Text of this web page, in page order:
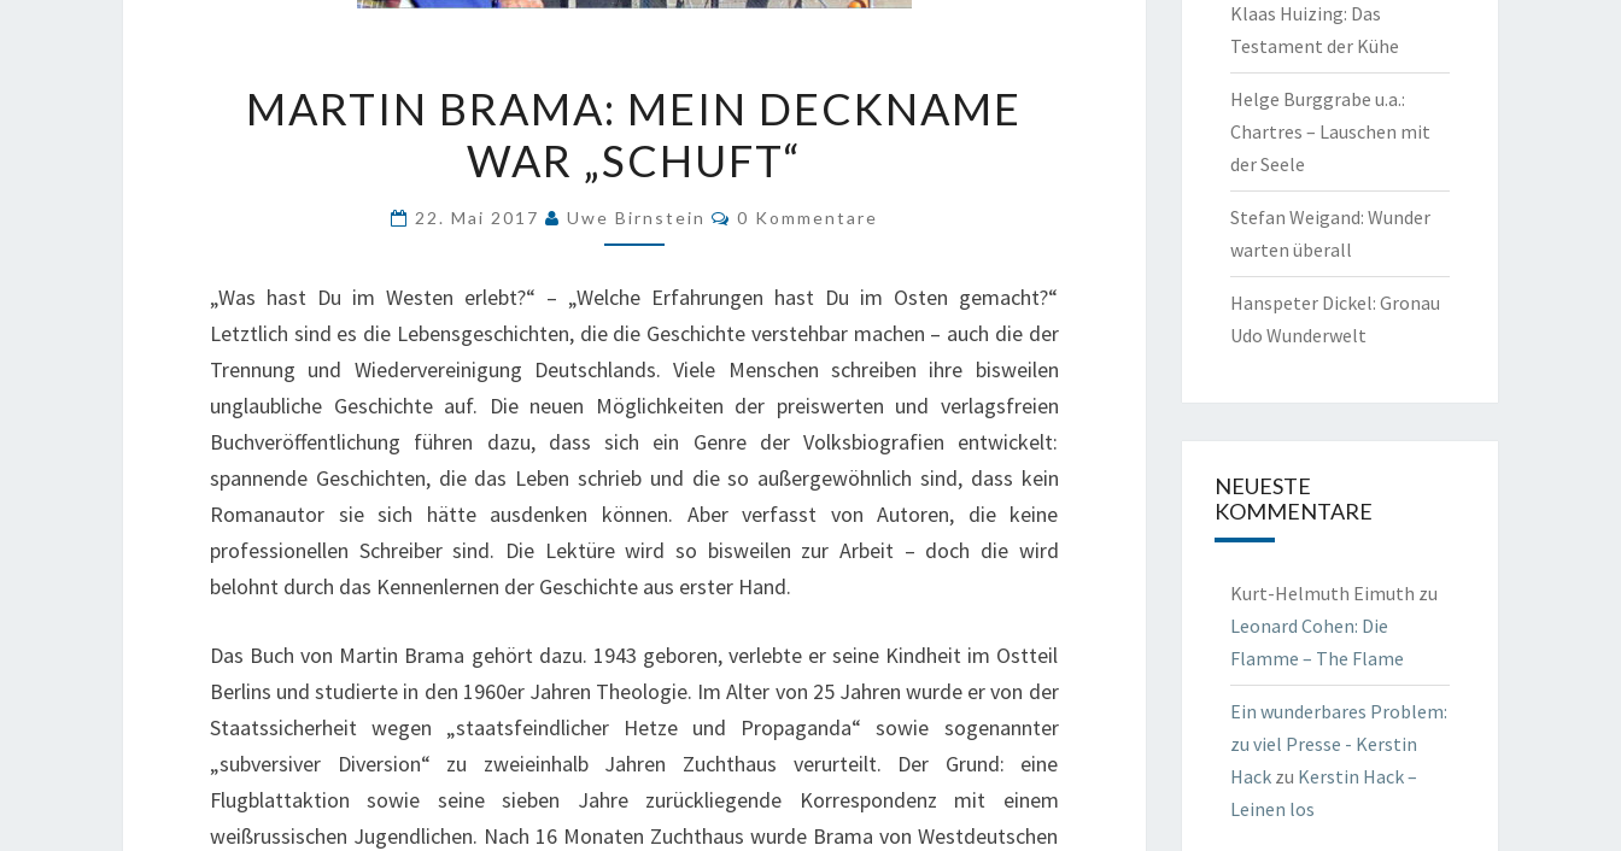
BRAMA:
MEIN
DECKNAME
WAR
MARTIN BRAMA: MEIN DECKNAME
WAR „SCHUFT“
22. Mai 2017 Uwe Birnstein Kommentare
0 Kommentare
„Was hast Du im Westen erlebt?“ – „Welche Erfahrungen hast Du im Osten gemacht?“
Letztlich sind es die Lebensgeschichten, die die Geschichte verstehbar machen – auch die der
Trennung und Wiedervereinigung Deutschlands. Viele Menschen schreiben ihre bisweilen
unglaubliche Geschichte auf. Die neuen Möglichkeiten der preiswerten und verlagsfreien
Buchveröffentlichung führen dazu, dass sich ein Genre der Volksbiografien entwickelt:
spannende Geschichten, die das Leben schrieb und die so außergewöhnlich sind, dass kein
Romanautor sie sich hätte ausdenken können. Aber verfasst von Autoren, die keine
professionellen Schreiber sind. Die Lektüre wird so bisweilen zur Arbeit – doch die wird
belohnt durch das Kennenlernen der Geschichte aus erster Hand.
Das Buch von Martin Brama gehört dazu. 1943 geboren, verlebte er seine Kindheit im Ostteil
Berlins und studierte in den 1960er Jahren Theologie. Im Alter von 25 Jahren wurde er von der
Staatssicherheit wegen „staatsfeindlicher Hetze und Propaganda“ sowie sogenannter
„subversiver Diversion“ zu zweieinhalb Jahren Zuchthaus verurteilt. Der Grund: eine
Flugblattaktion sowie seine sieben Jahre zurückliegende Korrespondenz mit einem
weißrussischen Jugendlichen. Nach 16 Monaten Zuchthaus wurde Brama von Westdeutschen
Klaas Huizing: Das
Testament der Kühe
Helge Burggrabe u.a.:
Chartres – Lauschen mit
der Seele
Stefan Weigand: Wunder
warten überall
Hanspeter Dickel: Gronau
Udo Wunderwelt
NEUESTE
KOMMENTARE
Kurt-Helmuth Eimuth zu
Leonard Cohen: Die
Flamme – The Flame
Ein wunderbares Problem:
zu viel Presse - Kerstin
Hackzu Kerstin Hack –
Leinen los